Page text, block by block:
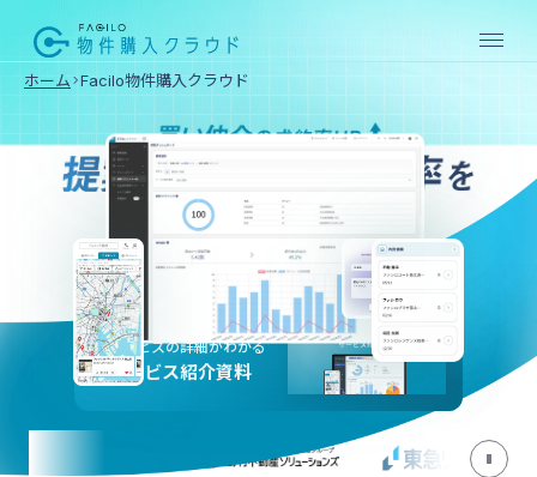
SERVICE
売買仲介向け
物件
購入
クラ
ウド
物件
クラ
ウド
賃貸仲介向け
ホーム Facilo物件購入クラウド
提案準備を短縮
マイページ作成
内見予約Web完結
サービスの詳細がわかる
サービス紹介資料